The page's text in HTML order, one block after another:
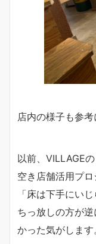
店内の様子も参考
以前、VILLAGE
空き店舗活用プロ
「床は下手にい
ちっ放しの方が
かった気がします